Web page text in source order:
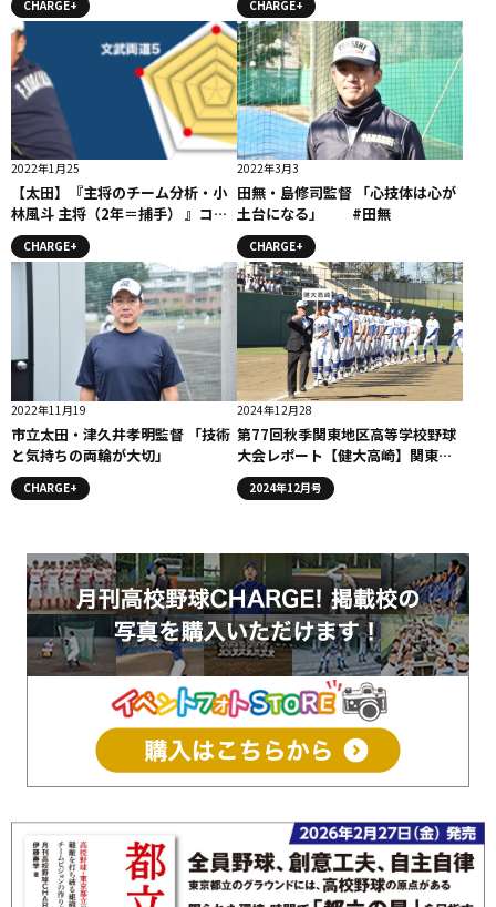
CHARGE+ CHARGE+
2022年1月25
【太田】『主将のチーム分析・小
林風斗 主将（2年＝捕手） 』コラ
ム #太田
CHARGE+
2022年3月3
田無・島修司監督 「心技体は心が
土台になる」 #田無
CHARGE+
2022年11月19
市立太田・津久井孝明監督 「技術
と気持ちの両輪が大切」
CHARGE+
2024年12月28
第77回秋季関東地区高等学校野球
大会レポート【健大高崎】関東準
優勝
2024年12月号